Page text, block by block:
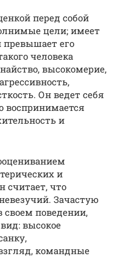
перед собой
цели; имеет
превышает его
человека
высокомерие,
Он ведет себя
воспринимается
и
и
считает, что
Зачастую
своем поведении,
высокое
командные